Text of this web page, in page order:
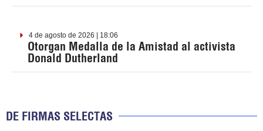
4 de agosto de 2026 | 18:06
Otorgan Medalla de la Amistad al activista
Donald Dutherland
DE FIRMAS SELECTAS